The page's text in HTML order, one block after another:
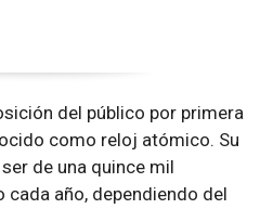
del público por primera
como reloj atómico. Su
de una quince mil
año, dependiendo del